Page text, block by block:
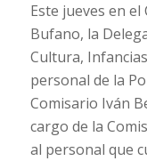
Este jueves en
Bufano, la
Cultura,
personal de la
Comisario Iván
cargo de la
al personal que